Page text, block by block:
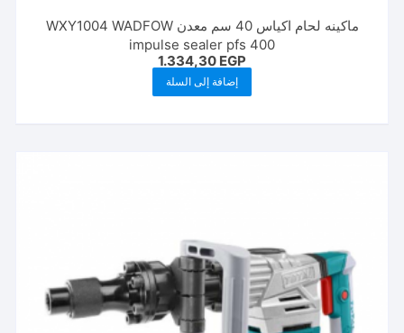
ماكينه لحام اكياس 40 سم معدن WXY1004 WADFOW
impulse sealer pfs 400
1.334,30 EGP
إضافة إلى السلة